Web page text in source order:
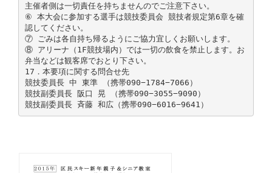
主催者側は一切責任を持ちませんのでご注意下さい。
⑥ 本大会に参加する選手は競技委員会 競技者規定第6章を確
認してください。
⑦ ごみは各自持ち帰るようにご協力宜しくお願いします。
⑧ アリーナ（1F競技場内）では一切の飲食を禁止します。お
弁当などは観客席でおとり下さい。
17．本要項に関する問合せ先
競技委員長 中 東準 （携帯090−1784−7066）
競技副委員長 阪口 晃 （携帯090−3055−9090）